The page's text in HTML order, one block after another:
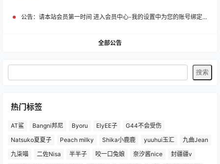
公告： 请本站会员第一时间 进入会员中心-我的设置中为您的账号绑定邮箱!
全部公告
热门标签
AT鲨 Bangni邦尼 Byoru ElyEE子
G44不会受伤
Natsuko夏夏子
Peach milky Shika小鹿鹿 yuuhui玉汇
九曲Jean
九柒喵
二佐Nisa 半半子 咬一口兔娘 奈汐酱nice
封疆疆v